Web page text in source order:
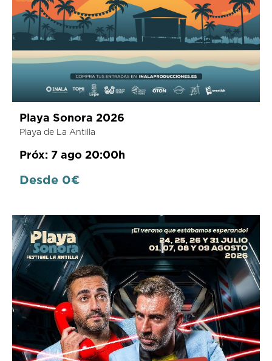
Playa Sonora 2026
Playa de La Antilla
Próx: 7 ago 20:00h
Desde 0€